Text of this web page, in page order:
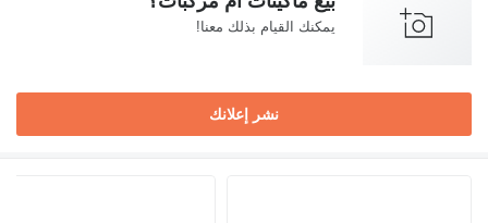
يمكنك القيام بذلك معنا!
نشر إعلانك